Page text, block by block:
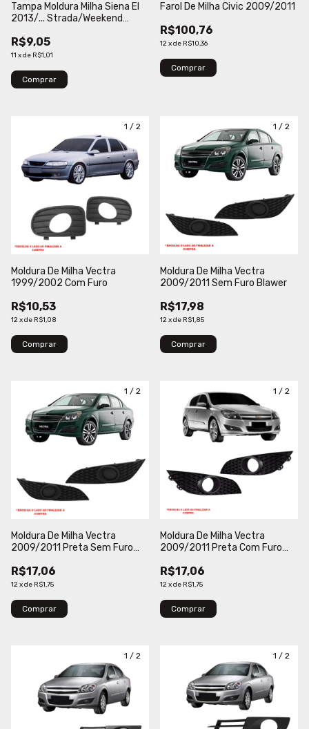
Tampa Moldura Milha Siena El
2013/... Strada/Weekend
Cinza Loma
R$9,05
11 xde R$1,01
Comprar
Farol De Milha Civic 2009/2011
R$100,76
12xde R$10,36
Comprar
1 / 2
Moldura De Milha Vectra
1999/2002 Com Furo
R$10,53
12xde R$1,08
Comprar
1 / 2
Moldura De Milha Vectra
2009/2011 Sem Furo Blawer
R$17,98
12xde R$1,85
Comprar
1 / 2
Moldura De Milha Vectra
2009/2011 Preta Sem Furo
R$17,06
12xde R$1,75
Comprar
1 / 2
Moldura De Milha Vectra
2009/2011 Preta Com Furo
R$17,06
12xde R$1,75
Comprar
1 / 2 1 / 2